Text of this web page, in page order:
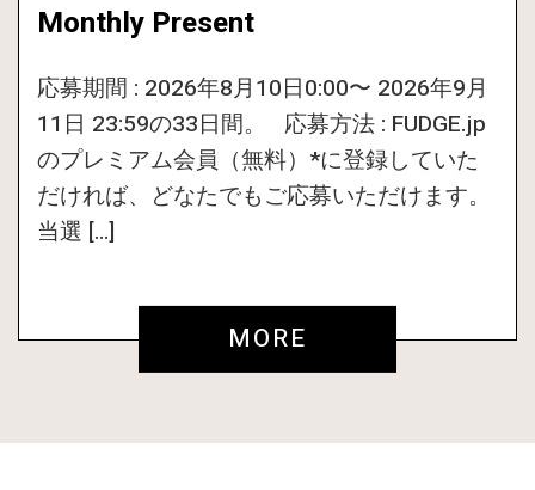
Monthly Present
応募期間 : 2026年8月10日0:00〜 2026年9月
11日 23:59の33日間。 応募方法 : FUDGE.jp
のプレミアム会員（無料）*に登録していた
だければ、どなたでもご応募いただけます。
当選 […]
MORE